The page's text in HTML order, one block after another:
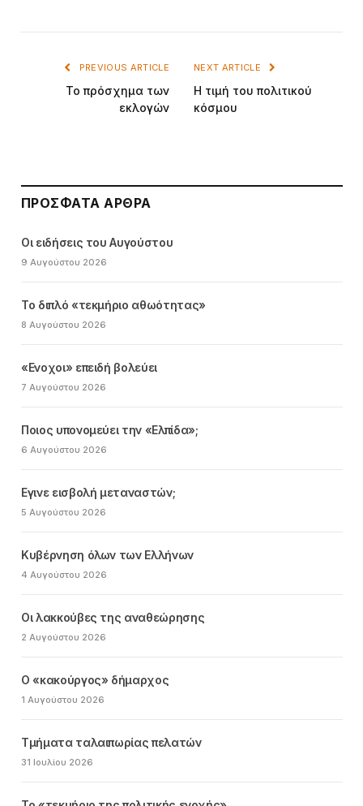
PREVIOUS ARTICLE
Το πρόσχημα των
εκλογών
NEXT ARTICLE
Η τιμή του πολιτικού
κόσμου
ΠΡΌΣΦΑΤΑ ΆΡΘΡΑ
Οι ειδήσεις του Αυγούστου
9 Αυγούστου 2026
Το διπλό «τεκμήριο αθωότητας»
8 Αυγούστου 2026
«Ενοχοι» επειδή βολεύει
7 Αυγούστου 2026
Ποιος υπονομεύει την «Ελπίδα»;
6 Αυγούστου 2026
Εγινε εισβολή μεταναστών;
5 Αυγούστου 2026
Κυβέρνηση όλων των Ελλήνων
4 Αυγούστου 2026
Οι λακκούβες της αναθεώρησης
2 Αυγούστου 2026
Ο «κακούργος» δήμαρχος
1 Αυγούστου 2026
Τμήματα ταλαιπωρίας πελατών
31 Ιουλίου 2026